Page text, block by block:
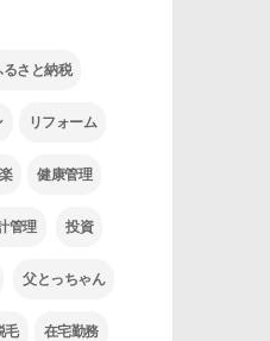
るさと納税
リフォーム
健康管理
管理 投資
父とっちゃん
毛 在宅勤務